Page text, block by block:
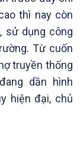
đảo Việt
Công nghệ
thì nay còn
sử dụng công
Từ cuốn
truyền thống
dần hình
hiện đại, chủ